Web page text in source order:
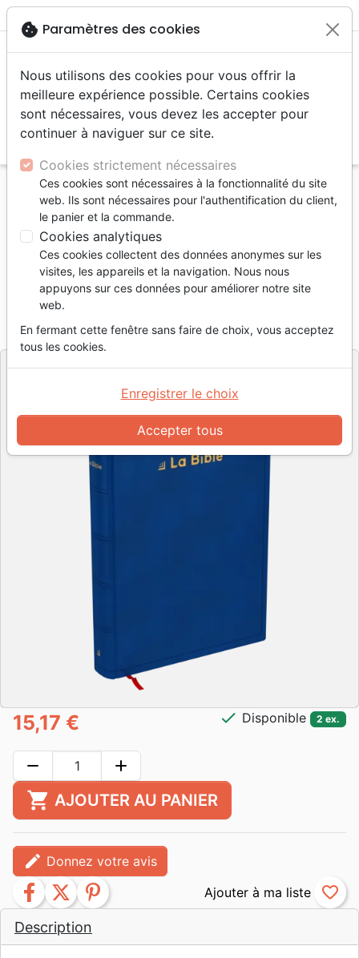
menu
Accueil Bibles
Bibles grand format
Bible Darby révisée grand format, rigide bleu
Bible Darby révisée grand format,
rigide bleu
Version :Darby révisée
Référence
EditeurBibles et Publications Chrétiennes
Description
15,17 € check Disponible 2 ex.
remove add
shopping_cart AJOUTER AU PANIER
edit Donnez votre avis
facebook twitter pinterest favorite_border
cookie Paramètres des cookies
Nous utilisons des cookies pour vous offrir la
meilleure expérience possible. Certains cookies
sont nécessaires, vous devez les accepter pour
continuer à naviguer sur ce site.
Cookies strictement nécessaires
Ces cookies sont nécessaires à la fonctionnalité du site
web. Ils sont nécessaires pour l'authentification du client,
le panier et la commande.
Cookies analytiques
Ces cookies collectent des données anonymes sur les
visites, les appareils et la navigation. Nous nous
appuyons sur ces données pour améliorer notre site
web.
En fermant cette fenêtre sans faire de choix, vous acceptez
tous les cookies.
Accepter tous
Enregistrer le choix